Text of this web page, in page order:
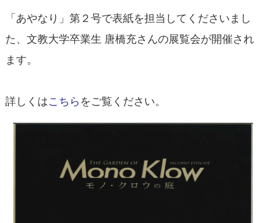
「あやなり」第２号で表紙を担当してくださいまし
た、文教大学卒業生 唐橋充さんの展覧会が開催され
ます。
詳しくはこちら をご覧ください。